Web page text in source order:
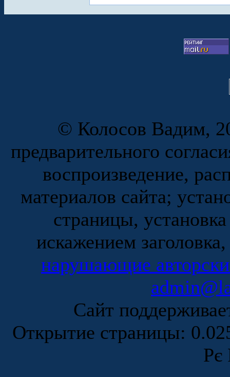
© Колосов Вадим,
предварительного
воспроизведение,
материалов сайта;
страницы,
искажением
нарушающие
Сайт
Открытие страницы:
Рє